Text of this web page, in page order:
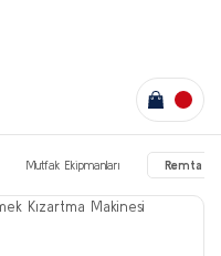
Mutfak Ekipmanları Remta